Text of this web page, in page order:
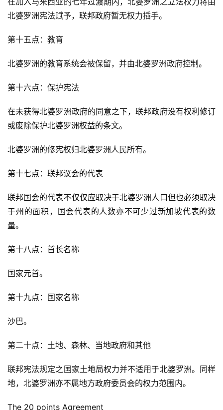
北婆罗洲宪法赋予，联邦政府暂无权力插手。
第十五点：教育
北婆罗洲的教育系统会被保留，并由北婆罗洲政府控制。
第十六点：保护宪法
在未获得北婆罗洲政府的同意之下，联邦政府没有权利修订
或废除保护北婆罗洲权益的条文。
北婆罗洲的修宪权归北婆罗洲人民所有。
第十七点：联邦议会的代表
联邦国会的代表不仅仅应取决于北婆罗洲人口但也必须取决
于州的面积，国会代表的人数亦不可少过新加坡代表的数
量。
第十八点：首长名称
国家元首。
第十九点：国家名称
沙巴。
第二十点：土地、森林、当地政府和其他
联邦宪法规定之国家土地局权力并不适用于北婆罗洲。同样
地，北婆罗洲亦不属地方政府委员会的权力范围内。
The 20 points Agreement